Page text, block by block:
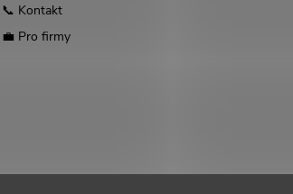
📞 Kontakt
💼 Pro firmy